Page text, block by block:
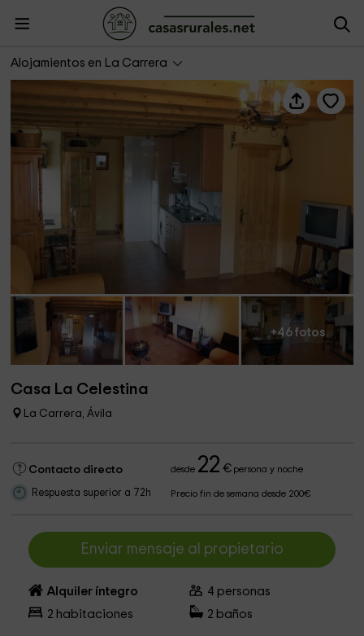
Alojamientos en La Carrera
+46 fotos
Casa La Celestina
La Carrera, Ávila
Contacto directo desde 22 €persona y noche
Respuesta superior a 72h Precio fin de semana desde 200€
Enviar mensaje al propietario
Alquiler íntegro 4 personas
2 habitaciones 2 baños